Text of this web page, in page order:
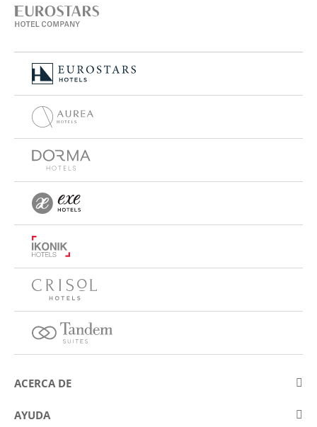
ACERCA DE
Sobre Eurostars Hotel Company
AYUDA